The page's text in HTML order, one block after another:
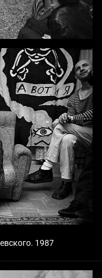
1987